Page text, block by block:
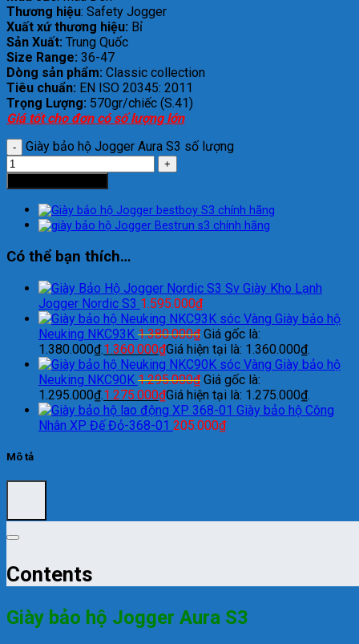
Thương hiệu: Safety Jogger
Xuất xứ thương hiệu: Bỉ
Sản Xuất: Trung Quốc
Size Range: 36-47
Dòng sản phẩm: Classic collection
Tiêu chuẩn: EN ISO 20345: 2011
Trọng Lượng: 570gr/chiếc (S.41)
Giá tốt cho đơn có số lượng lớn
Giày bảo hộ Jogger Aura S3 số lượng
Có thể bạn thích…
Giày Kho Lạnh
Jogger Nordic S3 1.595.000₫
Giày bảo hộ
Neuking NKC93K 1.380.000₫ Giá gốc là:
1.380.000₫.1.360.000₫Giá hiện tại là: 1.360.000₫.
Giày bảo hộ
Neuking NKC90K 1.295.000₫ Giá gốc là:
1.295.000₫.1.275.000₫Giá hiện tại là: 1.275.000₫.
Giày bảo hộ Công
Nhân XP Đế Đỏ-368-01 205.000₫
Mô tả
Contents
Giày bảo hộ Jogger Aura S3